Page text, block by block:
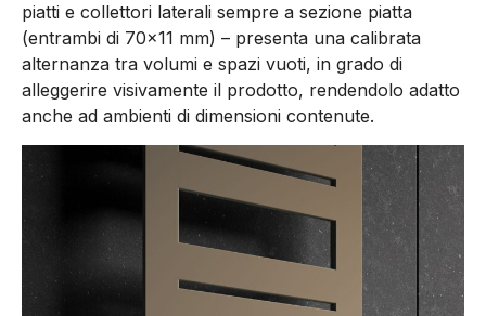
piatti e collettori laterali sempre a sezione piatta
(entrambi di 70×11 mm) – presenta una calibrata
alternanza tra volumi e spazi vuoti, in grado di
alleggerire visivamente il prodotto, rendendolo adatto
anche ad ambienti di dimensioni contenute.